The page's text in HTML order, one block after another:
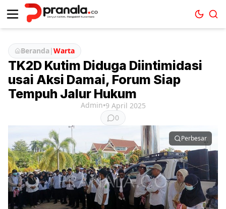
Beranda|Warta
TK2D Kutim Diduga Diintimidasi
usai Aksi Damai, Forum Siap
Tempuh Jalur Hukum
Admin•9 April 2025
0
Perbesar